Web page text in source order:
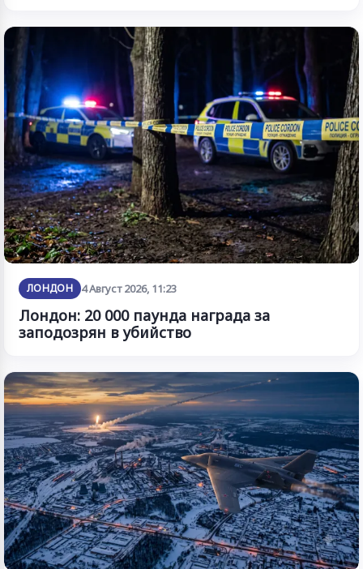
ЛОНДОН 4 Август 2026, 11:23
Лондон: 20 000 паунда награда за
заподозрян в убийство